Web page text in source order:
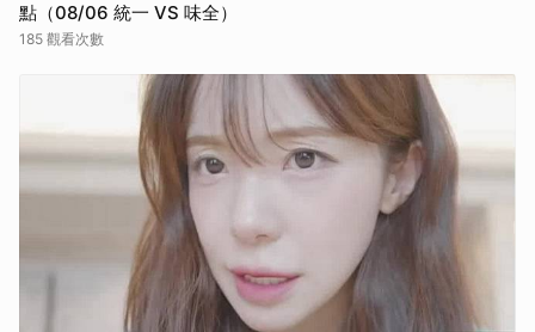
點（08/06 統一 VS 味全）
185 觀看次數